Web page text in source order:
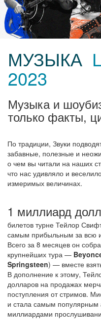
МУЗЫКА
2023
Музыка и
только факты,
По традиции, Звуки
забавные, полезные и
о чем вы читали на наших
что нас удивляло и
измеримых величинах.
1 миллиард
билетов турне Тейлор
самым прибыльным за всю
Всего за 8 месяцев он
крупнейших тура —
Springsteen) — вместе
В дополнение к этому,
долларов на продажах
поступления от стримов.
и стала самым
миллиардами